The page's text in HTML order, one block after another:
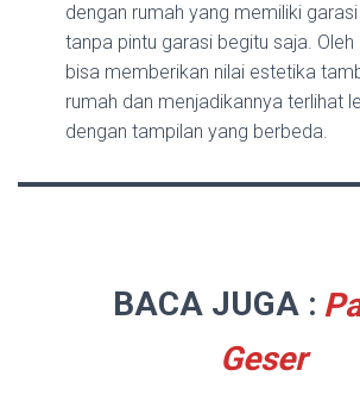
dengan rumah yang memiliki
tanpa pintu garasi begitu saja. Oleh
bisa memberikan nilai estetika
rumah dan menjadikannya terlihat
dengan tampilan yang berbeda.
BACA JUGA :
Geser